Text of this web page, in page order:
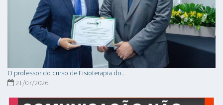
O professor do curso de Fisioterapia do...
21/07/2026